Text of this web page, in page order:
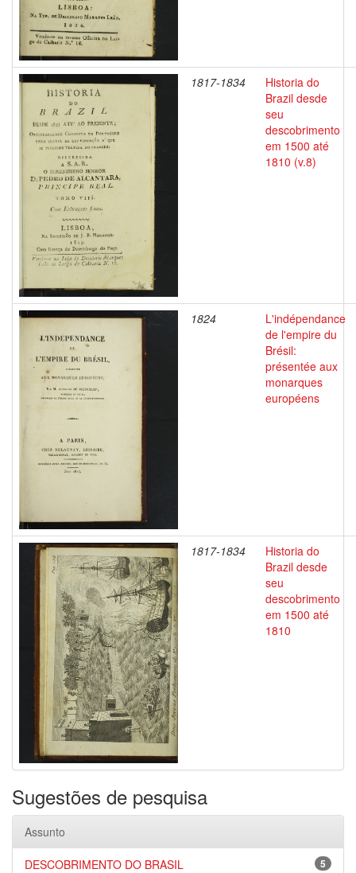
1817-1834
Historia do
Brazil desde
seu
descobrimento
em 1500 até
1810 (v.8)
1824
L'indépendance
de l'empire du
Brésil:
présentée aux
monarques
européens
1817-1834
Historia do
Brazil desde
seu
descobrimento
em 1500 até
1810
Sugestões de pesquisa
Assunto
5
DESCOBRIMENTO DO BRASIL